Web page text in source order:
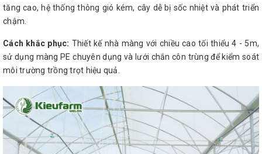
tăng cao, hệ thống thông gió kém, cây dễ bị sốc nhiệt và phát triển
chậm.
Cách khắc phục: Thiết kế nhà màng với chiều cao tối thiểu 4 - 5m,
sử dụng màng PE chuyên dụng và lưới chắn côn trùng để kiểm soát
môi trường trồng trọt hiệu quả.